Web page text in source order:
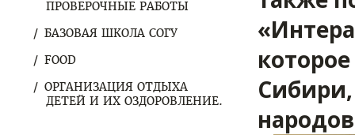
ПРОВЕРОЧНЫЕ РАБОТЫ
БАЗОВАЯ ШКОЛА СОГУ
FOOD
ОРГАНИЗАЦИЯ ОТДЫХА
ДЕТЕЙ И ИХ ОЗДОРОВЛЕНИЕ.